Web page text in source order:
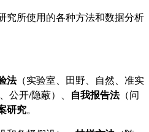
究所使用的各种方法和数据分析
法（实验室、田野、自然、准实
公开/隐蔽）、 自我报告法（问
研究。